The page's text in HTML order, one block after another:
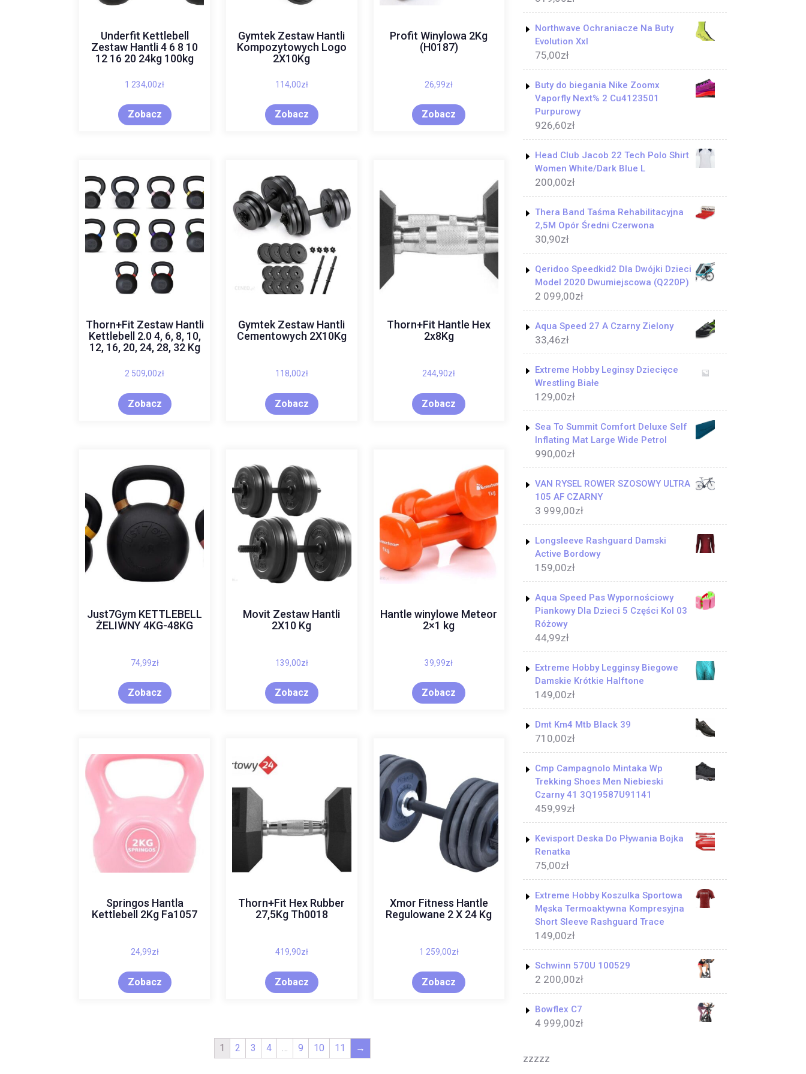
Underfit Kettlebell
Zestaw Hantli 4 6 8 10
12 16 20 24kg 100kg
1 234,00zł
Zobacz
Gymtek Zestaw Hantli
Kompozytowych Logo
2X10Kg
114,00zł
Zobacz
Profit Winylowa 2Kg
(H0187)
26,99zł
Zobacz
Thorn+Fit Zestaw Hantli
Kettlebell 2.0 4, 6, 8, 10,
12, 16, 20, 24, 28, 32 Kg
2 509,00zł
Zobacz
Gymtek Zestaw Hantli
Cementowych 2X10Kg
118,00zł
Zobacz
Thorn+Fit Hantle Hex
2x8Kg
244,90zł
Zobacz
Just7Gym KETTLEBELL
ŻELIWNY 4KG-48KG
74,99zł
Zobacz
Movit Zestaw Hantli
2X10 Kg
139,00zł
Zobacz
Hantle winylowe Meteor
2×1 kg
39,99zł
Zobacz
Springos Hantla
Kettlebell 2Kg Fa1057
24,99zł
Zobacz
Thorn+Fit Hex Rubber
27,5Kg Th0018
419,90zł
Zobacz
Xmor Fitness Hantle
Regulowane 2 X 24 Kg
1 259,00zł
Zobacz
1 2 3 4 9 10 11 →
Northwave Ochraniacze Na Buty
Evolution Xxl
75,00zł
Buty do biegania Nike Zoomx
Vaporfly Next% 2 Cu4123501
Purpurowy
926,60zł
Head Club Jacob 22 Tech Polo Shirt
Women White/Dark Blue L
200,00zł
Thera Band Taśma Rehabilitacyjna
2,5M Opór Średni Czerwona
30,90zł
Qeridoo Speedkid2 Dla Dwójki Dzieci
Model 2020 Dwumiejscowa (Q220P)
2 099,00zł
Aqua Speed 27 A Czarny Zielony
33,46zł
Extreme Hobby Leginsy Dziecięce
Wrestling Białe
129,00zł
Sea To Summit Comfort Deluxe Self
Inflating Mat Large Wide Petrol
990,00zł
VAN RYSEL ROWER SZOSOWY ULTRA
105 AF CZARNY
3 999,00zł
Longsleeve Rashguard Damski
Active Bordowy
159,00zł
Aqua Speed Pas Wypornościowy
Piankowy Dla Dzieci 5 Części Kol 03
Różowy
44,99zł
Extreme Hobby Legginsy Biegowe
Damskie Krótkie Halftone
149,00zł
Dmt Km4 Mtb Black 39
710,00zł
Cmp Campagnolo Mintaka Wp
Trekking Shoes Men Niebieski
Czarny 41 3Q19587U91141
459,99zł
Kevisport Deska Do Pływania Bojka
Renatka
75,00zł
Extreme Hobby Koszulka Sportowa
Męska Termoaktywna Kompresyjna
Short Sleeve Rashguard Trace
149,00zł
Schwinn 570U 100529
2 200,00zł
Bowflex C7
4 999,00zł
zzzzz